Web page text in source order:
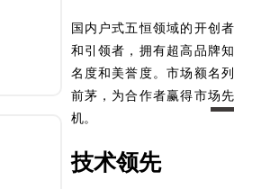
国内户式五恒领域的开创者
和引领者，拥有超高品牌知
名度和美誉度。市场额名列
前茅，为合作者赢得市场先
机。
技术领先